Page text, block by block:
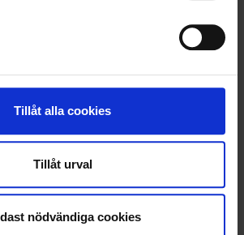
Tillåt alla cookies
Tillåt urval
nödvändiga cookies
SYD
VÄST